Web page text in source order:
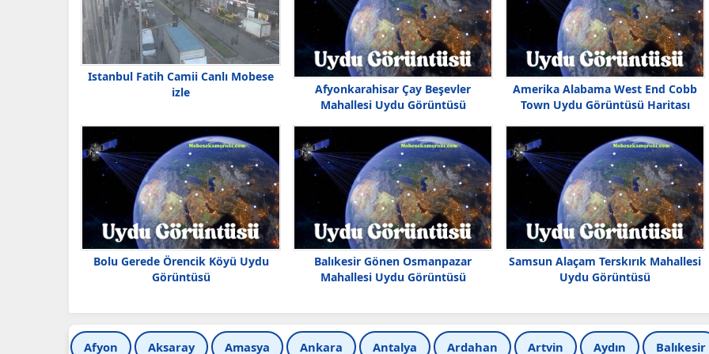
Istanbul Fatih Camii Canlı Mobese
izle
Afyonkarahisar Çay Beşevler
Mahallesi Uydu Görüntüsü
Amerika Alabama West End Cobb
Town Uydu Görüntüsü Haritası
Bolu Gerede Örencik Köyü Uydu
Görüntüsü
Balıkesir Gönen Osmanpazar
Mahallesi Uydu Görüntüsü
Samsun Alaçam Terskırık Mahallesi
Uydu Görüntüsü
Afyon Aksaray Amasya Ankara Antalya Ardahan Artvin Aydın Balıkesir